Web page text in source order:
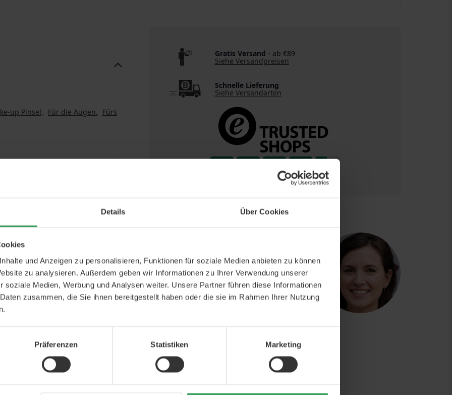
Details Über Cookies
und Anzeigen zu personalisieren, Funktionen für soziale Medien anbieten zu können
zu analysieren. Außerdem geben wir Informationen zu Ihrer Verwendung unserer
soziale Medien, Werbung und Analysen weiter. Unsere Partner führen diese Informationen
zusammen, die Sie ihnen bereitgestellt haben oder die sie im Rahmen Ihrer Nutzung
Präferenzen Statistiken Marketing
up Pinsel Für die Augen Fürs
12-teilig.
Sie Puder aufnehmen, um
Sie eine Creme- oder
auftupfen.
Hauch Konturpuder.
verleiht Ihrem Gesicht
perfekt zum Auftragen von
Lidschattens weicher
Gratis Versand - ab €89
Siehe Versandpreisen
Schnelle Lieferung
Siehe Versandarten
BERATUNG DURCH EXPERTEN
Zögern Sie nicht, uns zu kontaktieren,
wir haben professionell geschultes
Personal.
+49 800 7236187
webshop@beautycos.de